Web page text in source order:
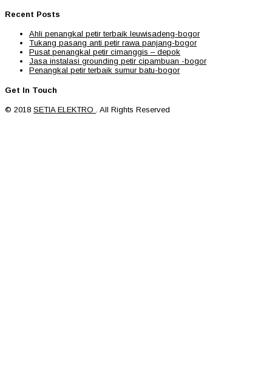
Recent Posts
Ahli penangkal petir terbaik leuwisadeng-bogor
Tukang pasang anti petir rawa panjang-bogor
Pusat penangkal petir cimanggis – depok
Jasa instalasi grounding petir cipambuan -bogor
Penangkal petir terbaik sumur batu-bogor
Get In Touch
© 2018 SETIA ELEKTRO . All Rights Reserved